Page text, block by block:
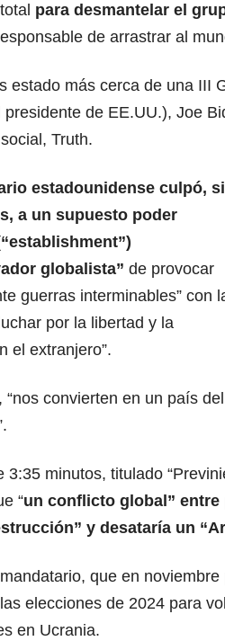
para desmantelar el
de arrastrar al
estado más cerca de una III
de EE.UU.), Joe
Truth.
estadounidense culpó,
a un supuesto poder
globalista” de provocar
guerras interminables” con
por la libertad y la
el extranjero”.
“nos convierten en un país
3:35 minutos, titulado
“un conflicto global”
y desataría un
que en
elecciones de 2024 para
en Ucrania.